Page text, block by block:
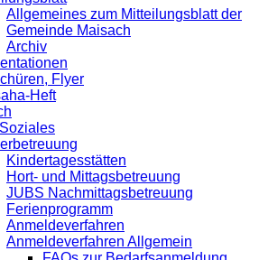
Allgemeines zum Mitteilungsblatt der
Gemeinde Maisach
Archiv
Flyer
Heft
Kindertagesstätten
Hort- und Mittagsbetreuung
JUBS Nachmittagsbetreuung
Ferienprogramm
Anmeldeverfahren
Anmeldeverfahren Allgemein